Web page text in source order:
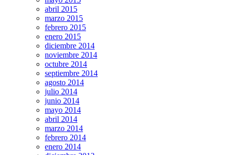
abril 2015
marzo 2015
febrero 2015
enero 2015
diciembre 2014
noviembre 2014
octubre 2014
septiembre 2014
agosto 2014
julio 2014
junio 2014
mayo 2014
abril 2014
marzo 2014
febrero 2014
enero 2014